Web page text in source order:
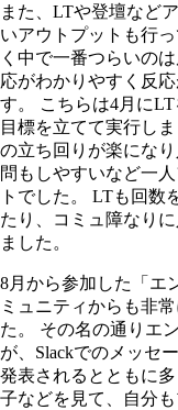
また、LTや登壇など
いアウトプットも行
く中で一番つらいの
応がわかりやすく反
す。 こちらは4月に
目標を立てて実行し
の立ち回りが楽にな
問もしやすいなど一
トでした。 LTも回数
たり、コミュ障なり
ました。
8月から参加した「エ
ミュニティからも非
た。 その名の通りエ
が、Slackでのメッセ
発表されるとともに
子などを見て、自分